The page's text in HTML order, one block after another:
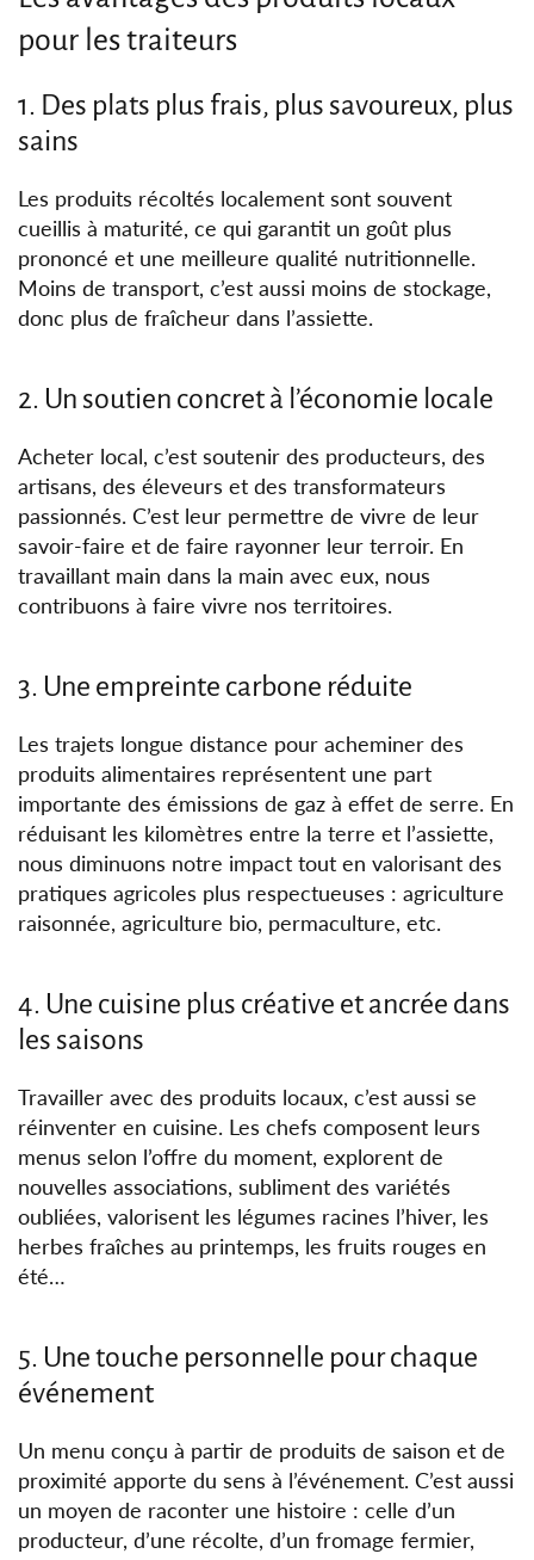
pour les traiteurs
1. Des plats plus frais, plus savoureux, plus
sains
Les produits récoltés localement sont souvent
cueillis à maturité, ce qui garantit un goût plus
prononcé et une meilleure qualité nutritionnelle.
Moins de transport, c’est aussi moins de stockage,
donc plus de fraîcheur dans l’assiette.
2. Un soutien concret à l’économie locale
Acheter local, c’est soutenir des producteurs, des
artisans, des éleveurs et des transformateurs
passionnés. C’est leur permettre de vivre de leur
savoir-faire et de faire rayonner leur terroir. En
travaillant main dans la main avec eux, nous
contribuons à faire vivre nos territoires.
3. Une empreinte carbone réduite
Les trajets longue distance pour acheminer des
produits alimentaires représentent une part
importante des émissions de gaz à effet de serre. En
réduisant les kilomètres entre la terre et l’assiette,
nous diminuons notre impact tout en valorisant des
pratiques agricoles plus respectueuses : agriculture
raisonnée, agriculture bio, permaculture, etc.
4. Une cuisine plus créative et ancrée dans
les saisons
Travailler avec des produits locaux, c’est aussi se
réinventer en cuisine. Les chefs composent leurs
menus selon l’offre du moment, explorent de
nouvelles associations, subliment des variétés
oubliées, valorisent les légumes racines l’hiver, les
herbes fraîches au printemps, les fruits rouges en
été…
5. Une touche personnelle pour chaque
événement
Un menu conçu à partir de produits de saison et de
proximité apporte du sens à l’événement. C’est aussi
un moyen de raconter une histoire : celle d’un
producteur, d’une récolte, d’un fromage fermier,